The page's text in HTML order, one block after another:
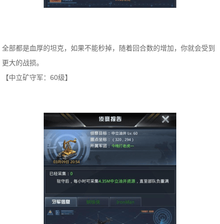
全部都是血厚的坦克，如果不能秒掉，随着回合数的增加，你就会受到
更大的战损。
【中立矿守军：60级】